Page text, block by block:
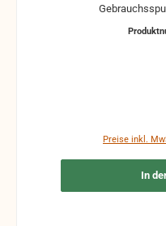
Preise inkl.
In